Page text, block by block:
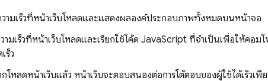
ามเร็วที่หน้าเว็บโหลดและแสดงผลองค์ประกอบภาพทั้งหมดบนหน้าจอ
ามเร็วที่หน้าเว็บโหลดและเรียกใช้โค้ด JavaScript ที่จําเป็นเพื่อให้คอ
ร็ว
โหลดหน้าเว็บแล้ว หน้าเว็บจะตอบสนองต่อการโต้ตอบของผู้ใช้ได้เร็วเพี